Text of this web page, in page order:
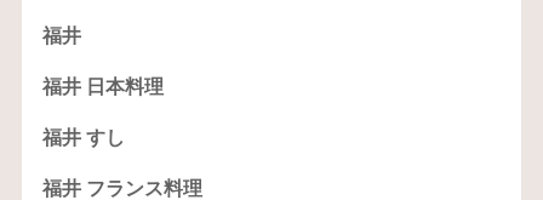
福井
福井 日本料理
福井 すし
福井 フランス料理